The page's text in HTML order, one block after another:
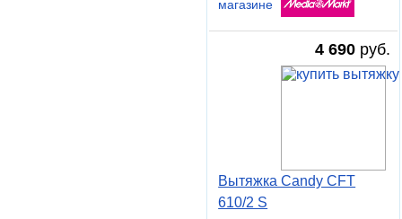
магазине
4 690 руб.
Вытяжка Candy CFT
610/2 S